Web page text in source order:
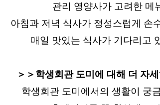
관리 영양사가 고려한 메
아침과 저녁 식사가 정성스럽게 손
매일 맛있는 식사가 기다리고
＞＞학생회관 도미에 대해 더 자세
학생회관 도미에서의 생활이 궁